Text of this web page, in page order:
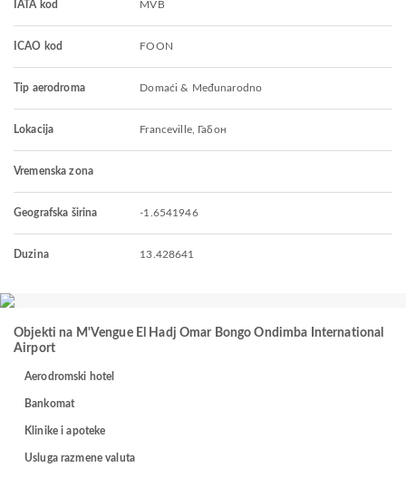
IATA kod MVB
ICAO kod FOON
Tip aerodroma Domaći & Međunarodno
Lokacija Franceville, Габон
Vremenska zona
Geografska širina -1.6541946
Duzina 13.428641
Objekti na M'Vengue El Hadj Omar Bongo Ondimba International
Airport
Aerodromski hotel
Bankomat
Klinike i apoteke
Usluga razmene valuta